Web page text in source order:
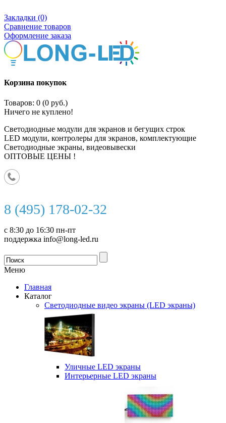
Закладки (0)
Сравнение товаров
Оформление заказа
Корзина покупок
Товаров: 0 (0 руб.)
Ничего не куплено!
Светодиодные модули для экранов и бегущих строк
LED модули, контролеры для экранов, комплектующие
Светодиодные экраны, видеовывески
ОПТОВЫЕ ЦЕНЫ !
8 (495) 178-02-32
с 8:30 до 16:30 пн-пт
поддержка info@long-led.ru
Меню
Главная
Каталог
Светодиодные видео экраны (LED экраны)
Уличные LED экраны
Интерьерные LED экраны